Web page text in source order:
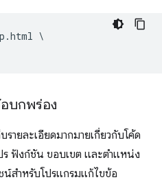
\
บกพร่อง
ายละเอียดมากมายเกี่ยวกับโค้ด
ฟังก์ชัน ขอบเขต และตําแหน่ง
สําหรับโปรแกรมแก้ไขข้อ